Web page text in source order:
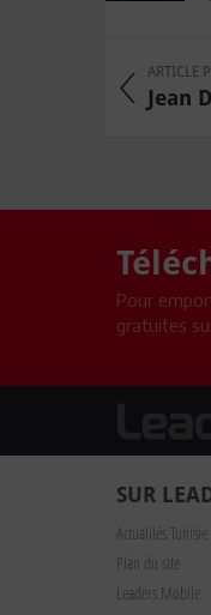
ARTICLE
Jean
Pour
gratuites
SUR
Actualités Tunisie
Plan du site
Leaders Mobile